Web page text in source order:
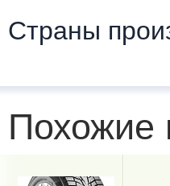
Страны
Похожие